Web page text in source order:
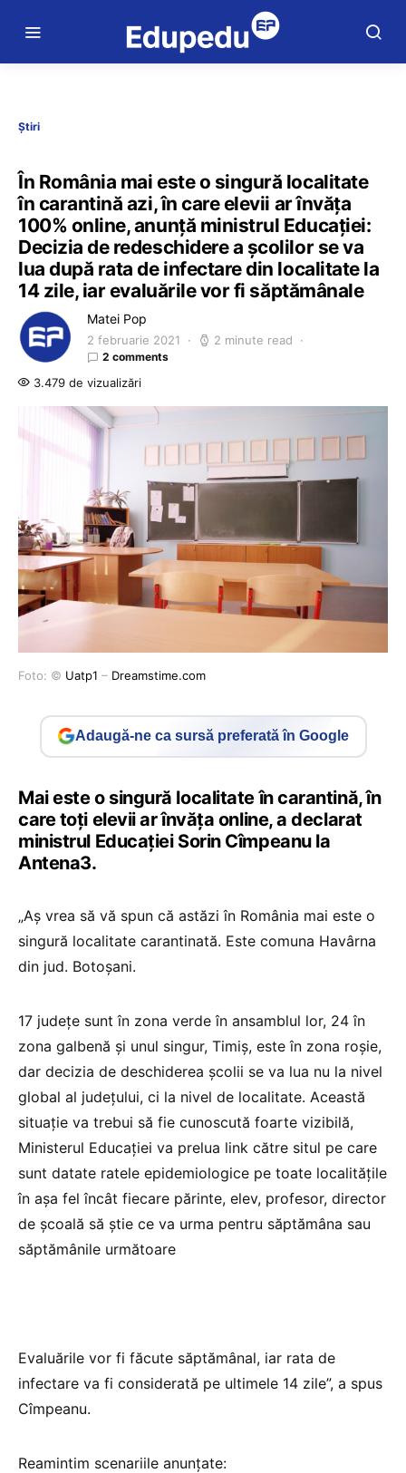
Știri
În România mai este o singură localitate
în carantină azi, în care elevii ar învăța
100% online, anunță ministrul Educației:
Decizia de redeschidere a școlilor se va
lua după rata de infectare din localitate la
14 zile, iar evaluările vor fi săptămânale
Matei Pop
2 februarie 2021 2 minute read
2 comments
3.479 de vizualizări
Foto: © Uatp1 – Dreamstime.com
Adaugă-ne ca sursă preferată în Google
Mai este o singură localitate în carantină, în
care toți elevii ar învăța online, a declarat
ministrul Educației Sorin Cîmpeanu la
Antena3.
„Aș vrea să vă spun că astăzi în România mai este o
singură localitate carantinată. Este comuna Havârna
din jud. Botoșani.
17 județe sunt în zona verde în ansamblul lor, 24 în
zona galbenă și unul singur, Timiș, este în zona roșie,
dar decizia de deschiderea școlii se va lua nu la nivel
global al județului, ci la nivel de localitate. Această
situație va trebui să fie cunoscută foarte vizibilă,
Ministerul Educației va prelua link către situl pe care
sunt datate ratele epidemiologice pe toate localitățile
în așa fel încât fiecare părinte, elev, profesor, director
de școală să știe ce va urma pentru săptămâna sau
săptămânile următoare
Evaluările vor fi făcute săptămânal, iar rata de
infectare va fi considerată pe ultimele 14 zile”, a spus
Cîmpeanu.
Reamintim scenariile anunțate: